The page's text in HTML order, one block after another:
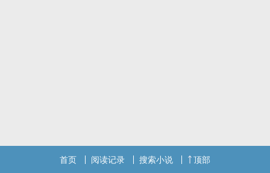
首页 阅读记录 搜索小说 顶部